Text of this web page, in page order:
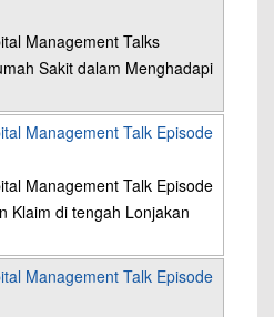
Management Talks
Sakit dalam Menghadapi
Management Talk Episode
Management Talk Episode
Klaim di tengah Lonjakan
Management Talk Episode